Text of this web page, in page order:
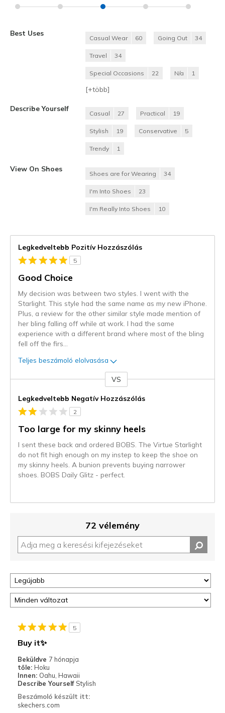
Best Uses
Casual Wear 60 Going Out 34
Travel 34
Special Occasions 22 N/a 1
[+több]
Describe Yourself
Casual 27 Practical 19
Stylish 19 Conservative 5
Trendy 1
View On Shoes
Shoes are for Wearing 34
I'm Into Shoes 23
I'm Really Into Shoes 10
Legkedveltebb Pozitív Hozzászólás
5
Good Choice
My decision was between two styles. I went with the
Starlight. This style had the same name as my new iPhone.
Plus, a review for the other similar style made mention of
her bling falling off while at work. I had the same
experience with a different brand where most of the bling
fell off the firs
Teljes beszámoló elolvasása
VS
Legkedveltebb Negatív Hozzászólás
2
Too large for my skinny heels
I sent these back and ordered BOBS. The Virtue Starlight
do not fit high enough on my instep to keep the shoe on
my skinny heels. A bunion prevents buying narrower
shoes. BOBS Daily Glitz - perfect.
72 vélemény
5
Buy it✨
Beküldve 7 hónapja
tőle: Hoku
Innen: Oahu, Hawaii
Describe Yourself Stylish
Beszámoló készült itt:
skechers.com